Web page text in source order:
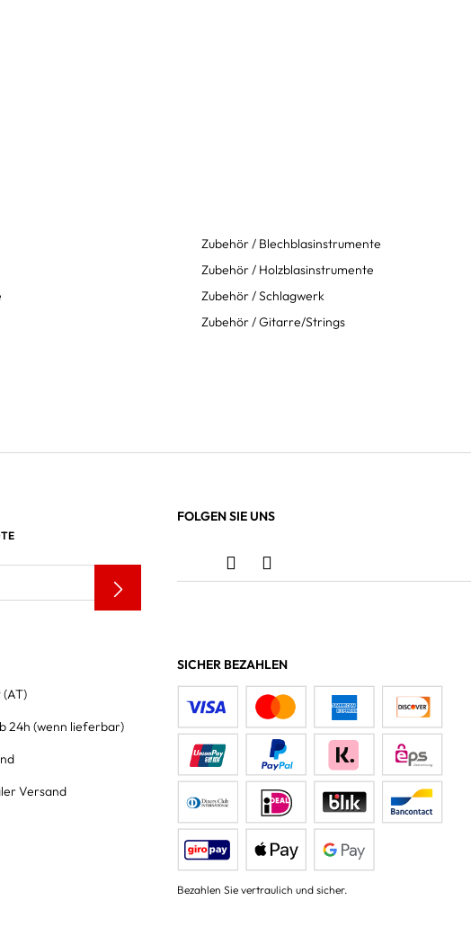
Zubehör / Blechblasinstrumente
Zubehör / Holzblasinstrumente
Zubehör / Schlagwerk
Zubehör / Gitarre/Strings
FOLGEN SIE UNS
24h (wenn lieferbar)
Versand
SICHER BEZAHLEN
Bezahlen Sie vertraulich und sicher.